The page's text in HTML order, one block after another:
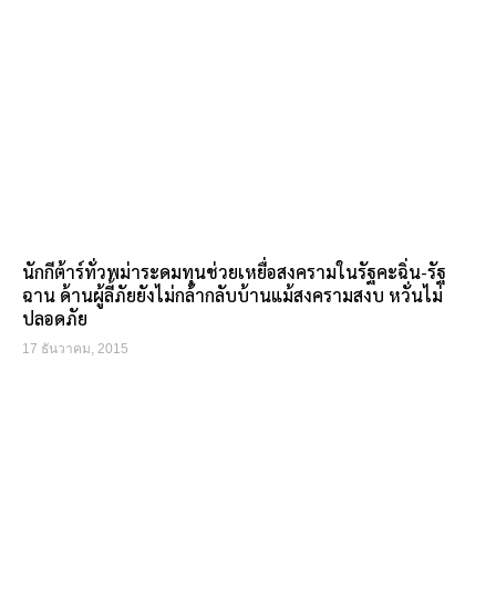
นักกีต้าร์ทั่วพม่าระดมทุนช่วยเหยื่อสงครามในรัฐคะฉิ่น-รัฐ
ฉาน ด้านผู้ลี้ภัยยังไม่กล้ากลับบ้านแม้สงครามสงบ หวั่นไม่
ปลอดภัย
17 ธันวาคม, 2015